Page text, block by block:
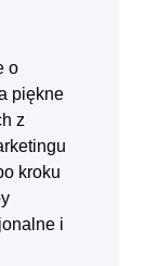
o
piękne
z
kroku
i